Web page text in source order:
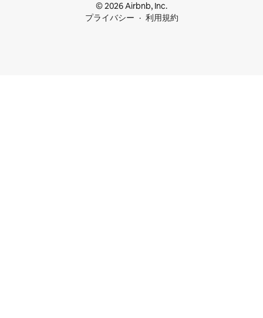
© 2026 Airbnb, Inc.
プライバシー
利用規約